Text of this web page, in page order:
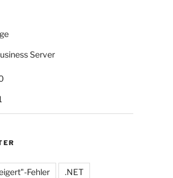
Server
Fehler .NET